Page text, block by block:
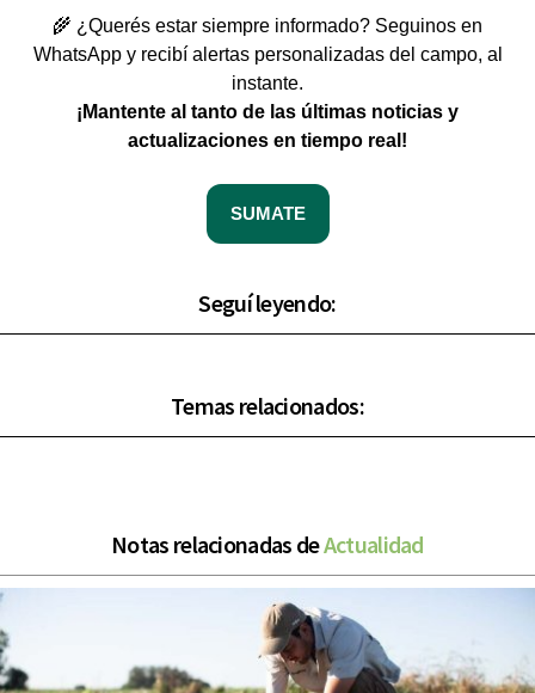
🌾 ¿Querés estar siempre informado? Seguinos en
WhatsApp y recibí alertas personalizadas del campo, al
instante.
¡Mantente al tanto de las últimas noticias y
actualizaciones en tiempo real!
SUMATE
Seguí leyendo:
Temas relacionados:
Notas relacionadas deActualidad